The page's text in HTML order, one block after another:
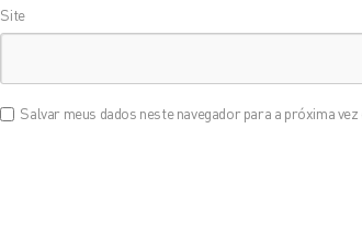
Site
Salvar meus dados neste navegador para a próxima vez